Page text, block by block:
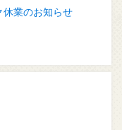
休業のお知らせ